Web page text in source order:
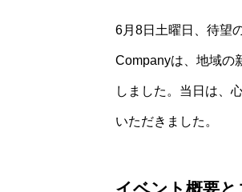
6月8日土曜日、待望
Companyは、地域の
しました。当日は、
いただきました。